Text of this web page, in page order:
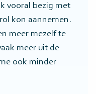
vooral bezig met
kon aannemen.
meer mezelf te
meer uit de
ook minder